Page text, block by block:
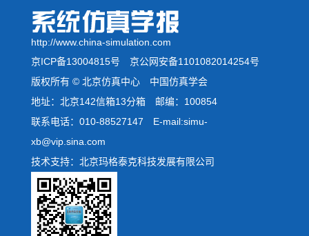
http://www.china-simulation.com
京ICP备13004815号 京公网安备1101082014254号
版权所有 © 北京仿真中心 中国仿真学会
地址：北京142信箱13分箱 邮编：100854
联系电话：010-88527147 E-mail:simu-
xb@vip.sina.com
技术支持：北京玛格泰克科技发展有限公司